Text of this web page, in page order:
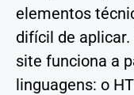
elementos
difícil de
site funciona a
linguagens: o